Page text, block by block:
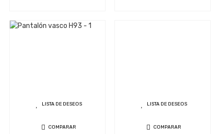
LISTA DE DESEOS
COMPARAR
LISTA DE DESEOS
COMPARAR